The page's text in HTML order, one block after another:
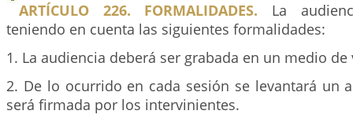
ARTÍCULO 226. FORMALIDADES. La
teniendo en cuenta las siguientes formalidades:
1. La audiencia deberá ser grabada en un medio
2. De lo ocurrido en cada sesión se levantará un
será firmada por los intervinientes.